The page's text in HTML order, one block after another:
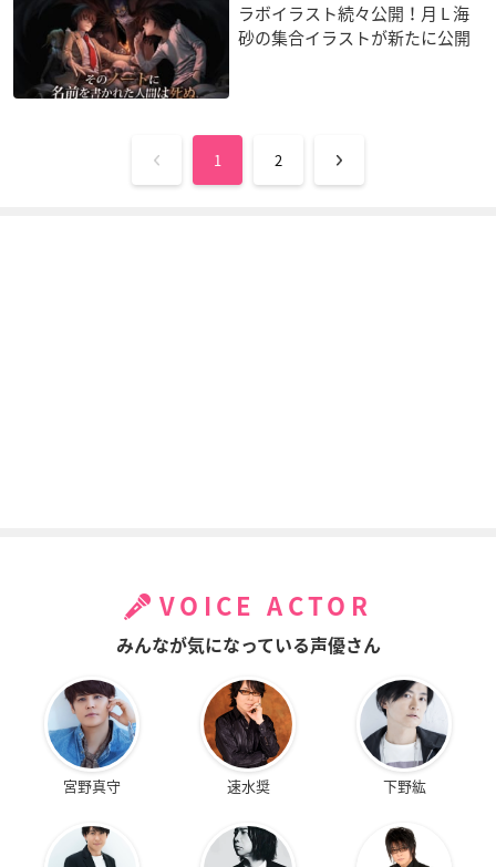
ラボイラスト続々公開！月 L 海
砂の集合イラストが新たに公開
1 2
VOICE ACTOR
みんなが気になっている声優さん
宮野真守 速水奨 下野紘